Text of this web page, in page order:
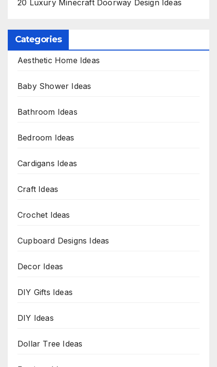
20 Luxury Minecraft Doorway Design Ideas
Categories
Aesthetic Home Ideas
Baby Shower Ideas
Bathroom Ideas
Bedroom Ideas
Cardigans Ideas
Craft Ideas
Crochet Ideas
Cupboard Designs Ideas
Decor Ideas
DIY Gifts Ideas
DIY Ideas
Dollar Tree Ideas